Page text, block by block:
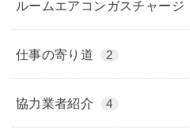
ルームエアコンガスチャージ
仕事の寄り道 2
協力業者紹介 4